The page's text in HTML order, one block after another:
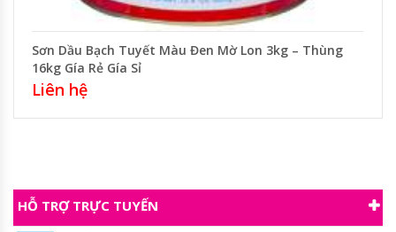
Sơn Dầu Bạch Tuyết Màu Đen Mờ Lon 3kg – Thùng
16kg Gía Rẻ Gía Sỉ
Liên hệ
HỖ TRỢ TRỰC TUYẾN